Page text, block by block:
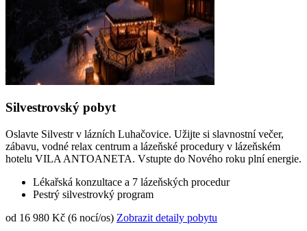
Silvestrovský pobyt
Oslavte Silvestr v lázních Luhačovice. Užijte si slavnostní večer,
zábavu, vodné relax centrum a lázeňské procedury v lázeňském
hotelu VILA ANTOANETA. Vstupte do Nového roku plní energie.
Lékařská konzultace a 7 lázeňských procedur
Pestrý silvestrovký program
od 16 980 Kč (6 nocí/os) Zobrazit detaily pobytu